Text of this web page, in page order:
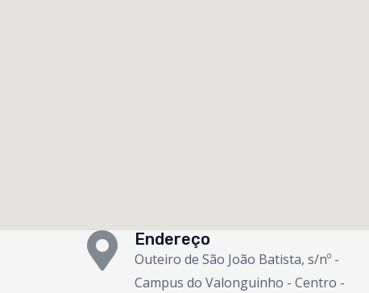
Endereço
Outeiro de São João Batista, s/nº -
Campus do Valonguinho - Centro -